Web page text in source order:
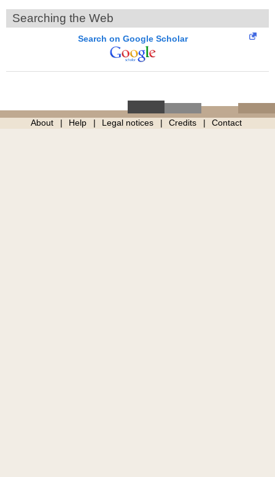
Searching the Web
Search on Google Scholar
About Help Legal notices Credits Contact